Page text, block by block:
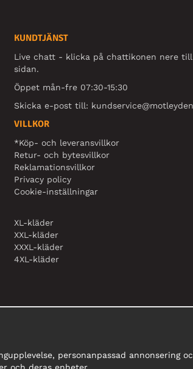
KUNDTJÄNST
Live chatt - klicka på chattikonen nere till
sidan.
Öppet mån-fre 07:30-15:30
Skicka e-post till:
VILLKOR
*Köp- och leveransvillkor
Retur- och bytesvillkor
Reklamationsvillkor
Privacy policy
Cookie-inställningar
XL-kläder
XXL-kläder
XXXL-kläder
4XL-kläder
personanpassad